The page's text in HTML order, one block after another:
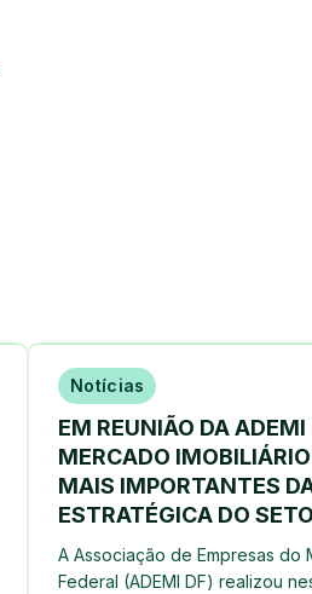
Notícias
EM REUNIÃO DA
MERCADO
MAIS IMPORTANTES
ESTRATÉGICA DO
A Associação de Empresas do
Federal (ADEMI DF) realizou